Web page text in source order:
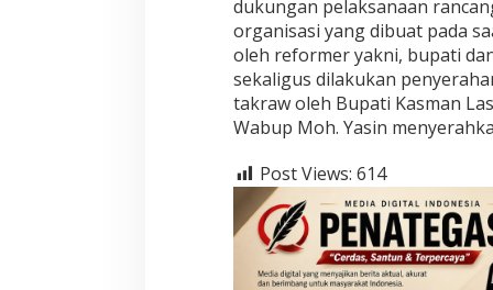
dukungan pelaksanaan
organisasi yang dibuat pada
oleh reformer yakni, bupati
sekaligus dilakukan
takraw oleh Bupati Kasman
Wabup Moh. Yasin
Post Views: 614